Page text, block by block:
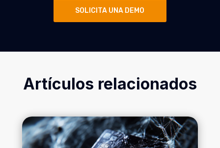
SOLICITA UNA DEMO
Artículos relacionados